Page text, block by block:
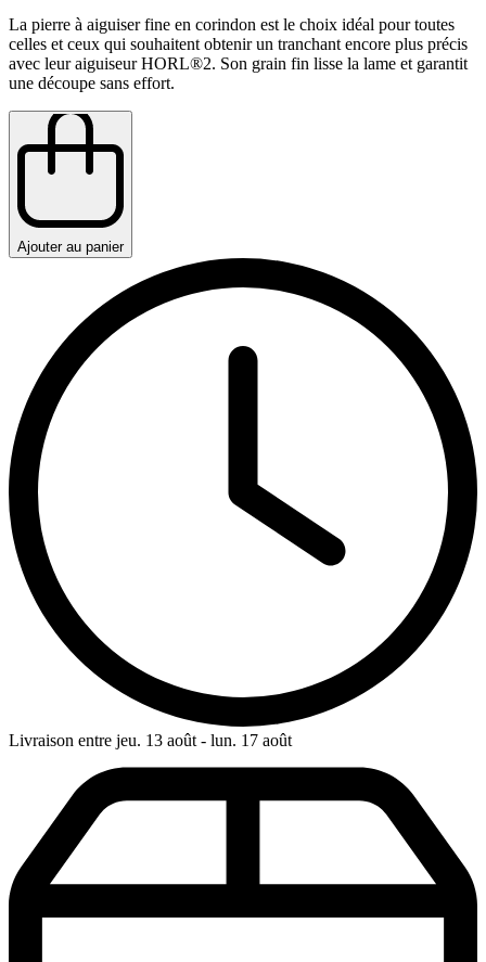
La pierre à aiguiser fine en corindon est le choix idéal pour toutes
celles et ceux qui souhaitent obtenir un tranchant encore plus précis
avec leur aiguiseur HORL®2. Son grain fin lisse la lame et garantit
une découpe sans effort.
Ajouter au panier
Livraison entre jeu. 13 août - lun. 17 août